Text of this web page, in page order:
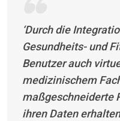
‘Durch die
Gesundheits- und
Benutzer auch
medizinischem
maßgeschneiderte
ihren Daten